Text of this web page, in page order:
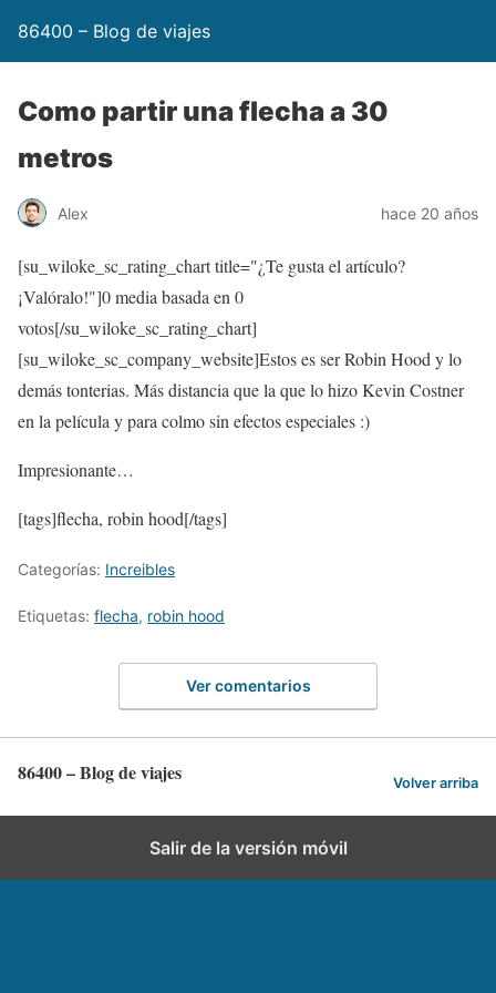
86400 – Blog de viajes
Como partir una flecha a 30
metros
Alex hace 20 años
[su_wiloke_sc_rating_chart title="¿Te gusta el artículo?
¡Valóralo!"]0media basada en 0
votos[/su_wiloke_sc_rating_chart]
[su_wiloke_sc_company_website]Estos es ser Robin Hood y lo
demás tonterias. Más distancia que la que lo hizo Kevin Costner
en la película y para colmo sin efectos especiales :)
Impresionante…
[tags]flecha, robin hood[/tags]
Categorías: Increibles
Etiquetas: flecha, robin hood
Ver comentarios
86400 – Blog de viajes Volver arriba
Salir de la versión móvil